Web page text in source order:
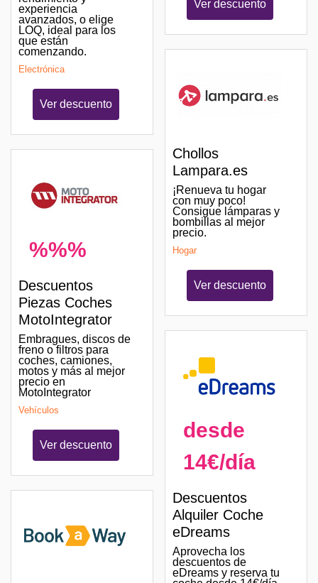
experiencia
avanzados, o elige
LOQ, ideal para los
que están
comenzando.
Electrónica
Ver descuento
%%%
Descuentos
Piezas Coches
MotoIntegrator
Embragues, discos de
freno o filtros para
coches, camiones,
motos y más al mejor
precio en
MotoIntegrator
Vehículos
Ver descuento
Ver descuento
Chollos
Lampara.es
¡Renueva tu hogar
con muy poco!
Consigue lámparas y
bombillas al mejor
precio.
Hogar
Ver descuento
desde
14€/día
Descuentos
Alquiler Coche
eDreams
Aprovecha los
descuentos de
eDreams y reserva tu